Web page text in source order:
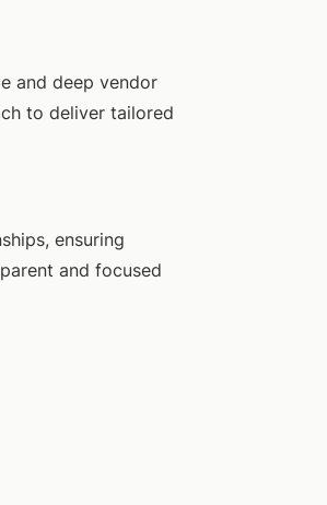
and deep vendor
to deliver tailored
ensuring
and focused